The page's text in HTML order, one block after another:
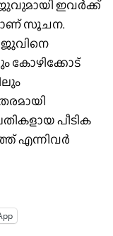
ഇവര്‍ക്ക്
സൂചന.
കോഴിക്കോട്
പീടിക
എന്നിവര്‍